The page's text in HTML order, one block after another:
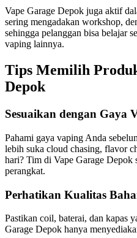
Vape Garage Depok juga aktif
sering mengadakan workshop,
sehingga pelanggan bisa belajar
vaping lainnya.
Tips Memilih
Depok
Sesuaikan dengan Gaya
Pahami gaya vaping Anda
lebih suka cloud chasing, flavor
hari? Tim di Vape Garage Depok
perangkat.
Perhatikan Kualitas
Pastikan coil, baterai, dan kapas
Garage Depok hanya